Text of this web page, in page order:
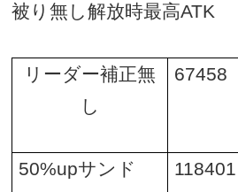
被り無し解放時最高ATK
リーダー補正無
し
67458
50%upサンド 118401